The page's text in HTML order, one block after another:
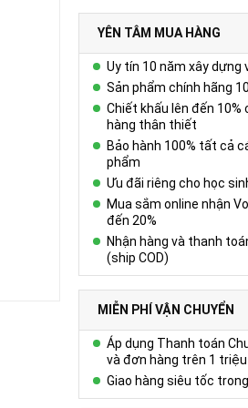
YÊN TÂM MUA HÀNG
Uy tín 10 năm xây dựng
Sản phẩm chính hãng
Chiết khấu lên đến 10%
hàng thân thiết
Bảo hành 100% tất cả
phẩm
Ưu đãi riêng cho học
Mua sắm online nhận
đến 20%
Nhận hàng và thanh
(ship COD)
MIỄN PHÍ VẬN CHUYỂN
Áp dụng Thanh toán
và đơn hàng trên 1
Giao hàng siêu tốc